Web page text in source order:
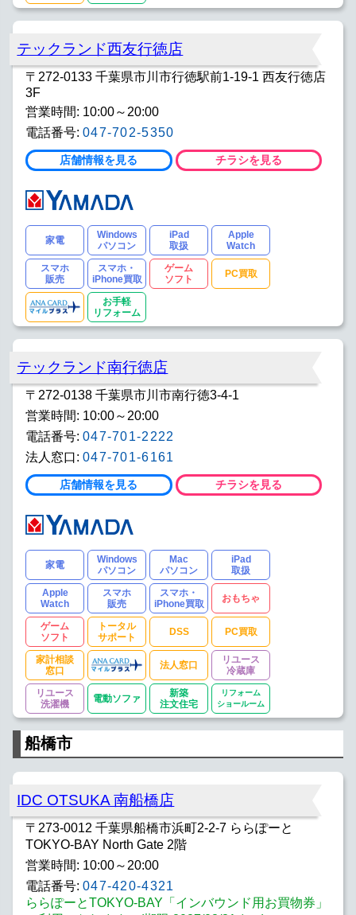
テックランド西友行徳店
〒272-0133 千葉県市川市行徳駅前1-19-1 西友行徳店
3F
営業時間: 10:00～20:00
電話番号: 047-702-5350
店舗情報を見る チラシを見る
家電
Windows
パソコン
iPad
取扱
Apple
Watch
スマホ
販売
スマホ・
iPhone買取
ゲーム
ソフト
PC買取
お手軽
リフォーム
テックランド南行徳店
〒272-0138 千葉県市川市南行徳3-4-1
営業時間: 10:00～20:00
電話番号: 047-701-2222
法人窓口: 047-701-6161
店舗情報を見る チラシを見る
家電
Windows
パソコン
Mac
パソコン
iPad
取扱
Apple
Watch
スマホ
販売
スマホ・
iPhone買取
おもちゃ
ゲーム
ソフト
トータル
サポート
DSS PC買取
家計相談
窓口
法人窓口
リユース
冷蔵庫
リユース
洗濯機
電動ソファ
新築
注文住宅
リフォーム
ショールーム
船橋市
IDC OTSUKA 南船橋店
〒273-0012 千葉県船橋市浜町2-2-7 ららぽーと
TOKYO-BAY North Gate 2階
営業時間: 10:00～20:00
電話番号: 047-420-4321
ららぽーとTOKYO-BAY「インバウンド用お買物券」